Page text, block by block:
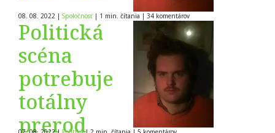
08. 08. 2022 | Spoločnosť | 1 min. čítania | 34 komentárov
Politická
scéna
potrebuje
totálny
prerod